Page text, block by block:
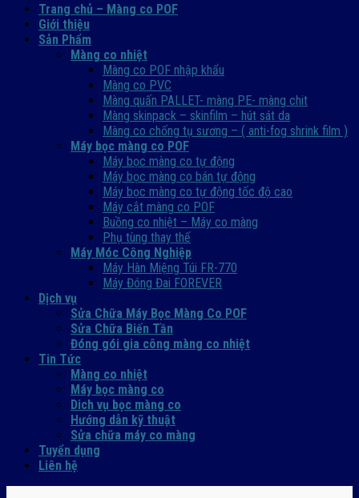
Trang chủ – Màng co POF
Giới thiệu
Sản Phẩm
Màng co nhiệt
Màng co POF nhập khẩu
Màng co PVC
Màng quấn PALLET- màng PE- màng chit
Màng skinpack – skinfilm – hút sát da
Màng co chống tụ sương – ( anti-fog shrink film )
Máy bọc màng co POF
Máy bọc màng co tự động
Máy bọc màng co bán tự động
Máy bọc màng co tự động tốc độ cao
Máy cắt màng co POF
Buồng co nhiệt – Máy co màng
Phụ tùng thay thế
Máy Móc Công Nghiệp
Máy Hàn Miệng Túi FR-770
Máy Đóng Đai FOREVER
Dịch vụ
Sửa Chữa Máy Bọc Màng Co POF
Sửa Chữa Biến Tần
Đóng gói gia công màng co nhiệt
Tin Tức
Màng co nhiệt
Máy bọc màng co
Dich vụ bọc màng co
Hướng dẫn kỹ thuật
Sửa chữa máy co màng
Tuyển dụng
Liên hệ